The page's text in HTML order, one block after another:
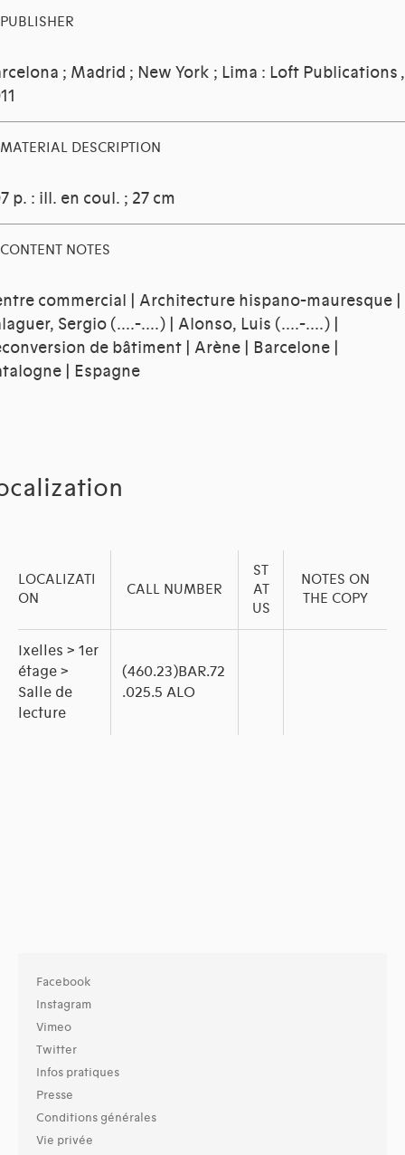
PUBLISHER
; Madrid ; New York ; Lima : Loft Publications ,
MATERIAL DESCRIPTION
p. : ill. en coul. ; 27 cm
CONTENT NOTES
commercial | Architecture hispano-mauresque |
Sergio (....-....) | Alonso, Luis (....-....) |
de bâtiment | Arène | Barcelone |
| Espagne
LOCALIZATI
ON
CALL NUMBER
ST
AT
US
NOTES ON
THE COPY
Ixelles > 1er
étage >
Salle de
lecture
(460.23)BAR.72
.025.5 ALO
Facebook
Instagram
Vimeo
Twitter
Infos pratiques
Presse
Conditions générales
Vie privée